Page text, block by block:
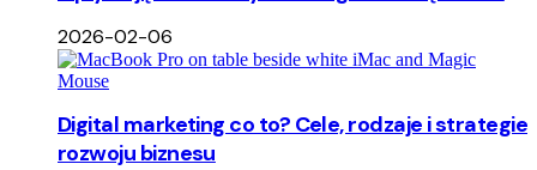
2026-02-06
Digital marketing co to? Cele, rodzaje i strategie
rozwoju biznesu